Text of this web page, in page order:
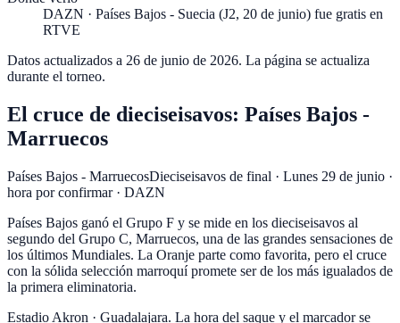
DAZN · Países Bajos - Suecia (J2, 20 de junio) fue gratis en
RTVE
Datos actualizados a 26 de junio de 2026. La página se actualiza
durante el torneo.
El cruce de dieciseisavos: Países Bajos -
Marruecos
Países Bajos - MarruecosDieciseisavos de final · Lunes 29 de junio ·
hora por confirmar· DAZN
Países Bajos ganó el Grupo F y se mide en los dieciseisavos al
segundo del Grupo C, Marruecos, una de las grandes sensaciones de
los últimos Mundiales. La Oranje parte como favorita, pero el cruce
con la sólida selección marroquí promete ser de los más igualados de
la primera eliminatoria.
Estadio Akron · Guadalajara. La hora del saque y el marcador se